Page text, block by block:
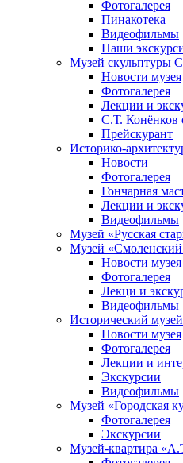
Фотогалерея
Пинакотека
Видеофильмы
Наши
Музей скульптуры
Новости музея
Фотогалерея
Лекции и
С.Т.
Прейскурант
Историко-
Новости
Фотогалерея
Гончарная
Лекции и
Видеофильмы
Музей «Русская
Музей «Смоленский
Новости музея
Фотогалерея
Лекци и
Видеофильмы
Исторический музей
Новости музея
Фотогалерея
Лекции и
Экскурсии
Видеофильмы
Музей «Городская
Фотогалерея
Экскурсии
Музей-квартира